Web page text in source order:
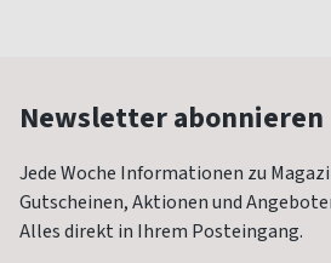
Newsletter abonnieren
Jede Woche Informationen zu
Gutscheinen, Aktionen und
Alles direkt in Ihrem Posteingang.